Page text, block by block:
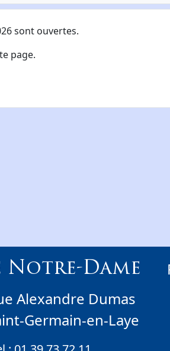
sont ouvertes.
page.
Notre-Dame
Alexandre Dumas
Germain-en-Laye